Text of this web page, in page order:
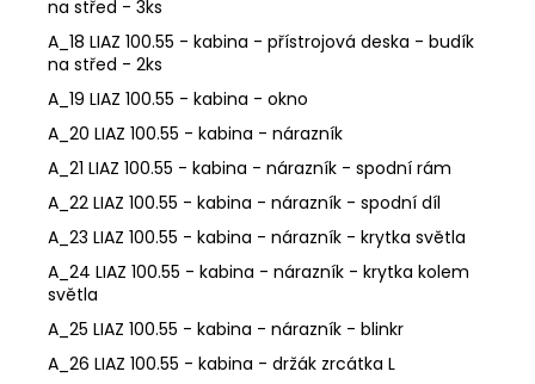
na střed - 3ks
A_18 LIAZ 100.55 - kabina - přístrojová deska - budík
na střed - 2ks
A_19 LIAZ 100.55 - kabina - okno
A_20 LIAZ 100.55 - kabina - nárazník
A_21 LIAZ 100.55 - kabina - nárazník - spodní rám
A_22 LIAZ 100.55 - kabina - nárazník - spodní díl
A_23 LIAZ 100.55 - kabina - nárazník - krytka světla
A_24 LIAZ 100.55 - kabina - nárazník - krytka kolem
světla
A_25 LIAZ 100.55 - kabina - nárazník - blinkr
A_26 LIAZ 100.55 - kabina - držák zrcátka L